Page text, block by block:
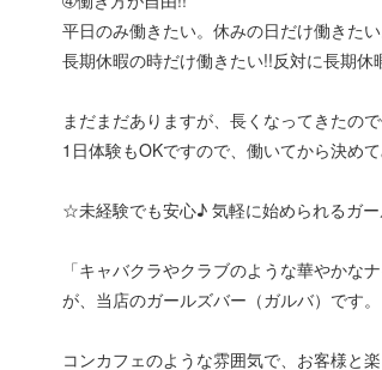
平日のみ働きたい。休みの日だけ働きた
長期休暇の時だけ働きたい!!反対に長期休
まだまだありますが、長くなってきたの
1日体験もOKですので、働いてから決め
☆未経験でも安心♪ 気軽に始められるガ
「キャバクラやクラブのような華やか
が、当店のガールズバー（ガルバ）です。
コンカフェのような雰囲気で、お客様と